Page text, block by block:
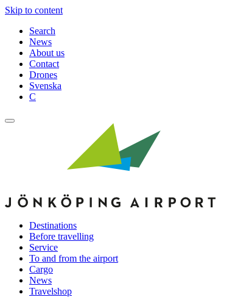
Skip to content
Search
News
About us
Contact
Drones
Svenska
C
Destinations
Before travelling
Service
To and from the airport
Cargo
News
Travelshop